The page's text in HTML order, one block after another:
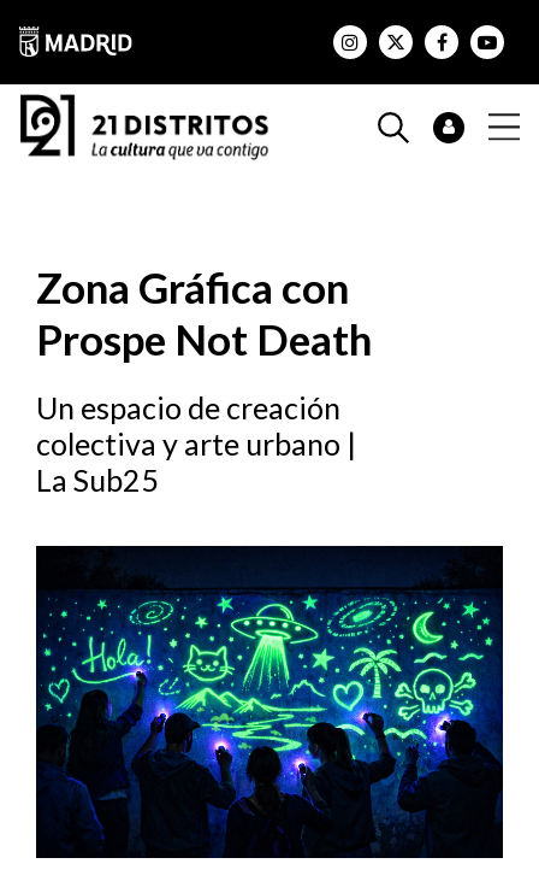
Zona Gráfica con
Prospe Not Death
Un espacio de creación
colectiva y arte urbano |
La Sub25